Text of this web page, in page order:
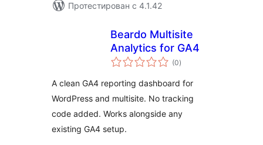
Протестирован с 4.1.42
Beardo Multisite
Analytics for GA4
(0общий
рейтинг
)
A clean GA4 reporting dashboard for
WordPress and multisite. No tracking
code added. Works alongside any
existing GA4 setup.